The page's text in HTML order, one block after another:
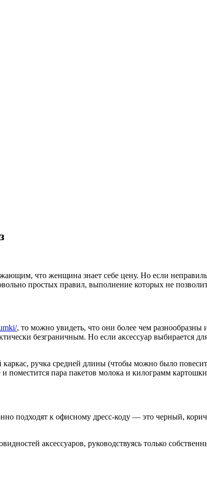
что женщина знает себе цену. Но если
простых правил, выполнение которых не
, то можно увидеть, что они более чем разнообразны
безграничным. Но если аксессуар выбирается
ручка средней длины (чтобы можно было
пара пакетов молока и килограмм
подходят к офисному дресс-коду — это черный,
аксессуаров, руководствуясь только